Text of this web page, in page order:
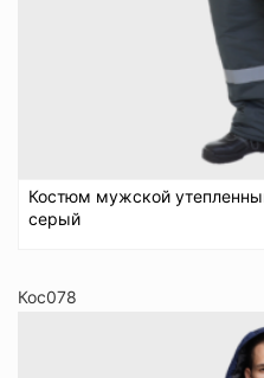
Костюм мужской
серый
Кос078